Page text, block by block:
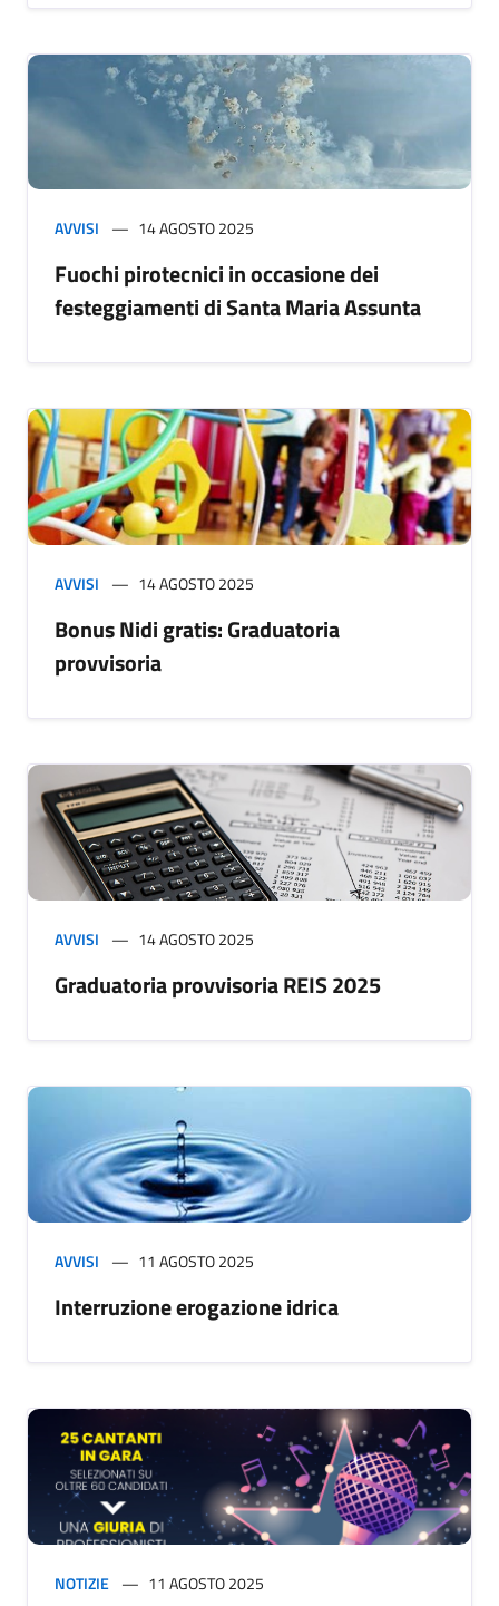
AVVISI 14 AGOSTO 2025
Fuochi pirotecnici in occasione dei
festeggiamenti di Santa Maria Assunta
AVVISI 14 AGOSTO 2025
Bonus Nidi gratis: Graduatoria
provvisoria
AVVISI 14 AGOSTO 2025
Graduatoria provvisoria REIS 2025
AVVISI 11 AGOSTO 2025
Interruzione erogazione idrica
NOTIZIE 11 AGOSTO 2025